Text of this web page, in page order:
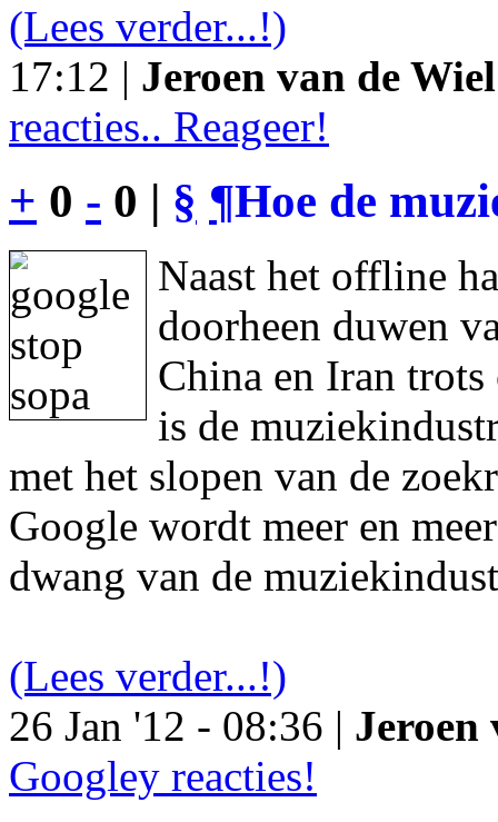
(Lees verder...!)
17:12 | Jeroen van de Wiel
reacties.. Reageer!
+ 0 - 0 | § ¶Hoe de
Naast het offline
doorheen duwen
China en Iran
is de
met het slopen van de
Google wordt meer en
dwang van de
(Lees verder...!)
26 Jan '12 - 08:36 | Jeroen
Googley reacties!